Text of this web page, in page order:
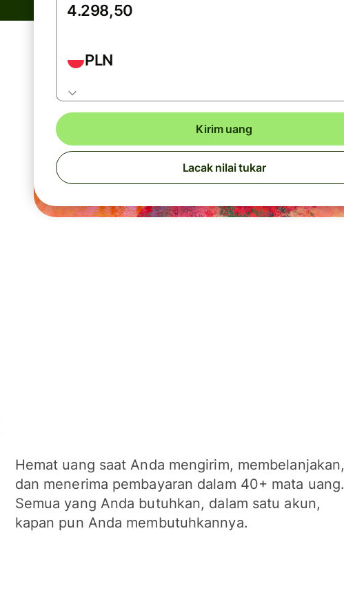
PLN
Kirim uang
Lacak nilai tukar
Hemat uang saat Anda mengirim, membelanjakan,
dan menerima pembayaran dalam 40+ mata uang.
Semua yang Anda butuhkan, dalam satu akun,
kapan pun Anda membutuhkannya.